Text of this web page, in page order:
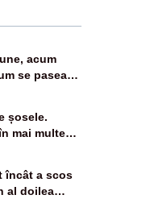
acum
se pasează
șosele.
mai multe
încât a scos
al doilea